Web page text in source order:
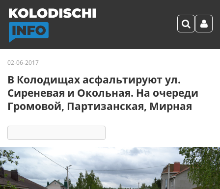
02-06-2017
В Колодищах асфальтируют ул.
Сиреневая и Окольная. На очереди
Громовой, Партизанская, Мирная